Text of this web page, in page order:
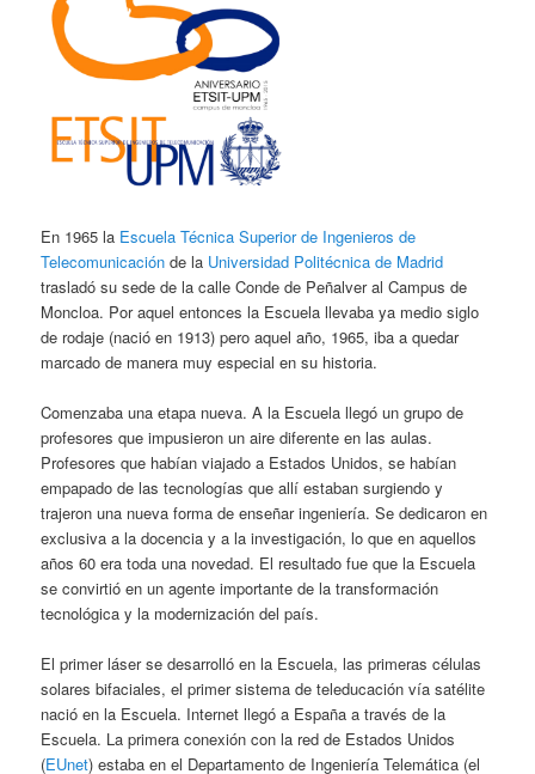
En 1965 la Escuela Técnica Superior de Ingenieros de
Telecomunicación de la Universidad Politécnica de Madrid
trasladó su sede de la calle Conde de Peñalver al Campus de
Moncloa. Por aquel entonces la Escuela llevaba ya medio siglo
de rodaje (nació en 1913) pero aquel año, 1965, iba a quedar
marcado de manera muy especial en su historia.
Comenzaba una etapa nueva. A la Escuela llegó un grupo de
profesores que impusieron un aire diferente en las aulas.
Profesores que habían viajado a Estados Unidos, se habían
empapado de las tecnologías que allí estaban surgiendo y
trajeron una nueva forma de enseñar ingeniería. Se dedicaron en
exclusiva a la docencia y a la investigación, lo que en aquellos
años 60 era toda una novedad. El resultado fue que la Escuela
se convirtió en un agente importante de la transformación
tecnológica y la modernización del país.
El primer láser se desarrolló en la Escuela, las primeras células
solares bifaciales, el primer sistema de teleducación vía satélite
nació en la Escuela. Internet llegó a España a través de la
Escuela. La primera conexión con la red de Estados Unidos
(EUnet) estaba en el Departamento de Ingeniería Telemática (el